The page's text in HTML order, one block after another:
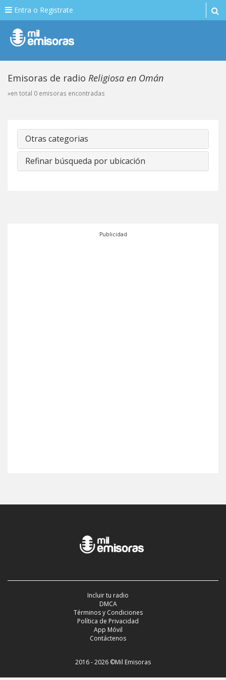
Entra o Registrate
Emisoras de radio Religiosa en Omán
»en total 0 emisoras encontradas
Otras categorias
Refinar búsqueda por ubicación
Publicidad
Incluir tu radio
DMCA
Términos y Condiciones
Política de Privacidad
App Móvil
Contáctenos
2016 - 2026 ©Mil Emisoras